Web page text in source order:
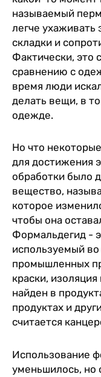
называемый
легче ухаживать
складки и
Фактически, это
сравнению с
время люди
делать вещи, в
одежде.
Но что
для достижения
обработки было
вещество,
которое
чтобы она
Формальдегид -
используемый
промышленных
краски,
найден в
продуктах и
считается
Использование
уменьшилось, но